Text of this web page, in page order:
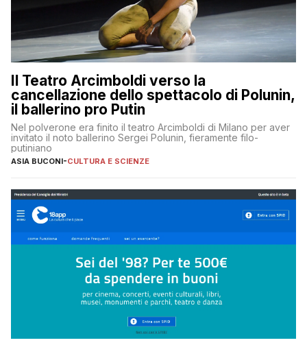
Il Teatro Arcimboldi verso la
cancellazione dello spettacolo di Polunin,
il ballerino pro Putin
Nel polverone era finito il teatro Arcimboldi di Milano per aver
invitato il noto ballerino Sergei Polunin, fieramente filo-
putiniano
ASIA BUCONI-CULTURA E SCIENZE